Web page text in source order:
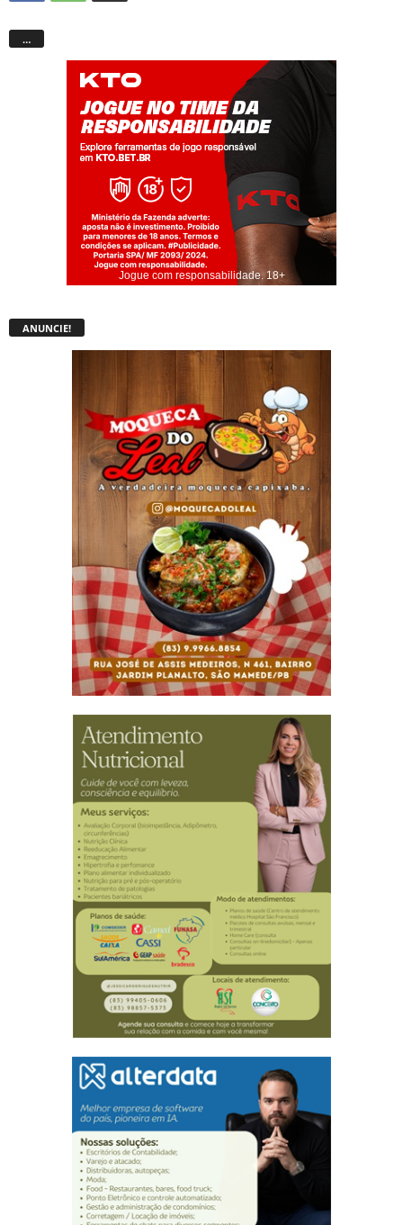
…
Jogue com responsabilidade. 18+
ANUNCIE!